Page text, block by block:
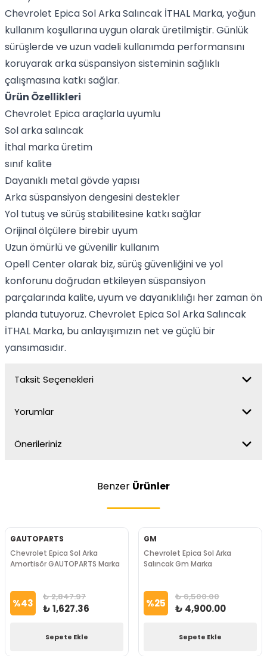
Chevrolet Epica Sol Arka Salıncak İTHAL Marka, yoğun
kullanım koşullarına uygun olarak üretilmiştir. Günlük
sürüşlerde ve uzun vadeli kullanımda performansını
koruyarak arka süspansiyon sisteminin sağlıklı
çalışmasına katkı sağlar.
Ürün Özellikleri
Chevrolet Epica araçlarla uyumlu
Sol arka salıncak
İthal marka üretim
sınıf kalite
Dayanıklı metal gövde yapısı
Arka süspansiyon dengesini destekler
Yol tutuş ve sürüş stabilitesine katkı sağlar
Orijinal ölçülere birebir uyum
Uzun ömürlü ve güvenilir kullanım
Opell Center olarak biz, sürüş güvenliğini ve yol
konforunu doğrudan etkileyen süspansiyon
parçalarında kalite, uyum ve dayanıklılığı her zaman ön
planda tutuyoruz. Chevrolet Epica Sol Arka Salıncak
İTHAL Marka, bu anlayışımızın net ve güçlü bir
yansımasıdır.
Taksit Seçenekleri
Yorumlar
Önerileriniz
Benzer Ürünler
GAUTOPARTS
Chevrolet Epica Sol Arka
Amortisör GAUTOPARTS Marka
%43 ₺ 2,847.97
₺ 1,627.36
Sepete Ekle
GM
Chevrolet Epica Sol Arka
Salıncak Gm Marka
%25 ₺ 6,500.00
₺ 4,900.00
Sepete Ekle